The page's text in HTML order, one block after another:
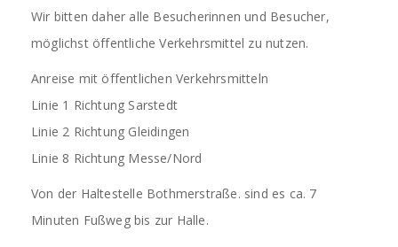
Wir bitten daher alle Besucherinnen und Besucher,
möglichst öffentliche Verkehrsmittel zu nutzen.
Anreise mit öffentlichen Verkehrsmitteln
Linie 1 Richtung Sarstedt
Linie 2 Richtung Gleidingen
Linie 8 Richtung Messe/Nord
Von der Haltestelle Bothmerstraße. sind es ca. 7
Minuten Fußweg bis zur Halle.